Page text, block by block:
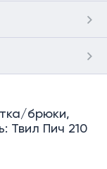
брюки,
Твил Пич 210